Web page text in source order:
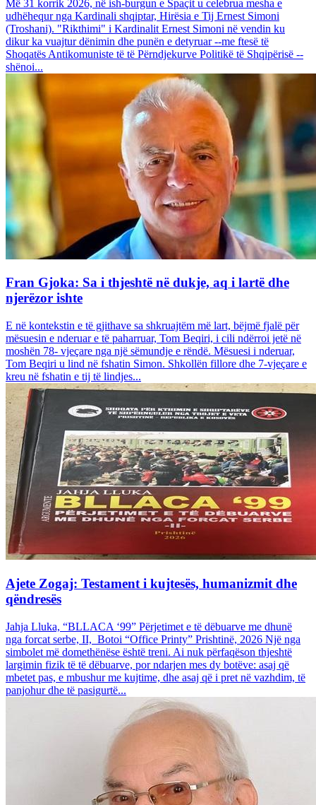
Më 31 korrik 2026, në ish-burgun e Spaçit u celebrua mesha e
udhëhequr nga Kardinali shqiptar, Hirësia e Tij Ernest Simoni
(Troshani). "Rikthimi" i Kardinalit Ernest Simoni në vendin ku
dikur ka vuajtur dënimin dhe punën e detyruar --me ftesë të
Shoqatës Antikomuniste të të Përndjekurve Politikë të Shqipërisë --
shënoi...
Fran Gjoka: Sa i thjeshtë në dukje, aq i lartë dhe
njerëzor ishte
E në kontekstin e të gjithave sa shkruajtëm më lart, bëjmë fjalë për
mësuesin e nderuar e të paharruar, Tom Beqiri, i cili ndërroi jetë në
moshën 78- vjeçare nga një sëmundje e rëndë. Mësuesi i nderuar,
Tom Beqiri u lind në fshatin Simon. Shkollën fillore dhe 7-vjeçare e
kreu në fshatin e tij të lindjes...
Ajete Zogaj: Testament i kujtesës, humanizmit dhe
qëndresës
Jahja Lluka, “BLLACA ‘99” Përjetimet e të dëbuarve me dhunë
nga forcat serbe, II, Botoi “Office Printy” Prishtinë, 2026 Një nga
simbolet më domethënëse është treni. Ai nuk përfaqëson thjeshtë
largimin fizik të të dëbuarve, por ndarjen mes dy botëve: asaj që
mbetet pas, e mbushur me kujtime, dhe asaj që i pret në vazhdim, të
panjohur dhe të pasigurtë...